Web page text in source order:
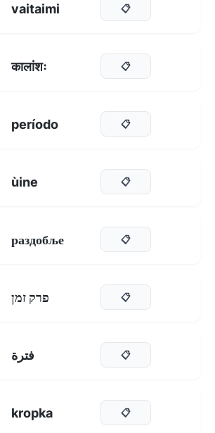
vaitaimi 📋
कालांशः 📋
período 📋
ùine 📋
раздобље 📋
פרק זמן 📋
فترة 📋
kropka 📋